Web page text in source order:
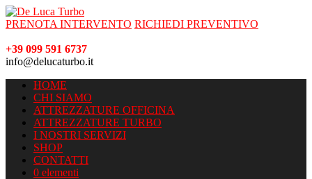
PRENOTA INTERVENTO RICHIEDI PREVENTIVO
+39 099 591 6737
info@delucaturbo.it
HOME
CHI SIAMO
ATTREZZATURE OFFICINA
ATTREZZATURE TURBO
I NOSTRI SERVIZI
SHOP
CONTATTI
0 elementi